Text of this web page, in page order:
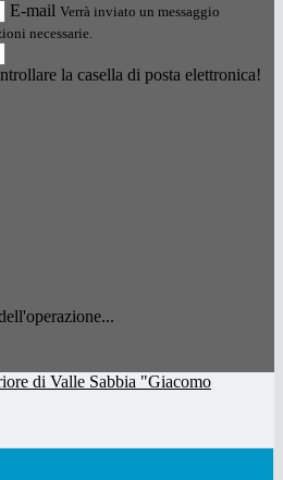
E-mail Verrà inviato un messaggio
necessarie.
la casella di posta elettronica!